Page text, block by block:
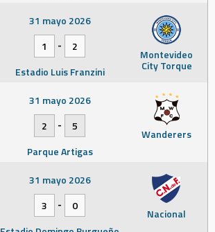
Montevideo
City Torque
31 mayo 2026
1
-
2
Estadio Luis Franzini
Wanderers
31 mayo 2026
2
-
5
Parque Artigas
Nacional
31 mayo 2026
3
-
0